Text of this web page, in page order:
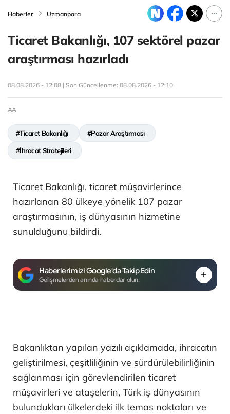
Haberler Uzmanpara
Ticaret Bakanlığı, 107 sektörel pazar
araştırması hazırladı
08.08.2026 - 12:08 | Son Güncellenme: 08.08.2026 - 12:10
AA
#Ticaret Bakanlığı #Pazar Araştırması
#İhracat Stratejileri
Ticaret Bakanlığı, ticaret müşavirlerince
hazırlanan 80 ülkeye yönelik 107 pazar
araştırmasının, iş dünyasının hizmetine
sunulduğunu bildirdi.
Haberlerimizi Google'da Takip Edin
Gelişmelerden anında haberdar olun.
Bakanlıktan yapılan yazılı açıklamada, ihracatın
geliştirilmesi, çeşitliliğinin ve sürdürülebilirliğinin
sağlanması için görevlendirilen ticaret
müşavirleri ve ataşelerin, Türk iş dünyasının
bulundukları ülkelerdeki ilk temas noktaları ve